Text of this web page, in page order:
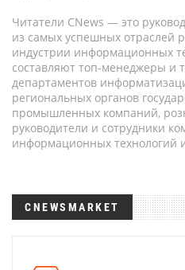
Читатели CNews — это
из самых успешных отраслей
индустрии информационных
составляют топ-менеджеры и
департаментов
региональных органов
промышленных компаний,
руководители и сотрудники
информационных технологий и
CNEWSMARKET